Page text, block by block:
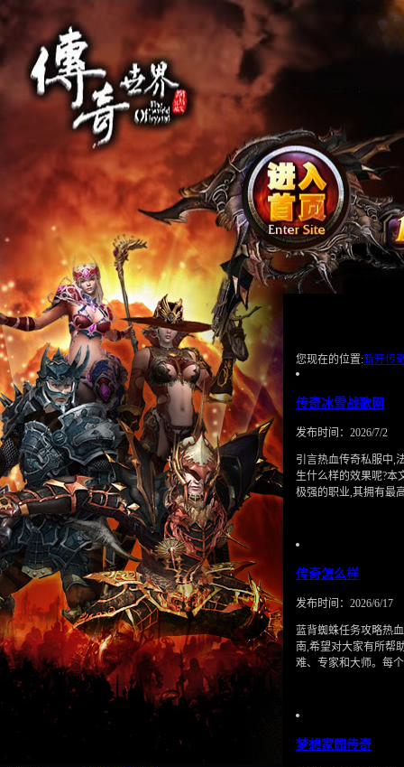
您现在的位置:新开传
传奇冰雪战歌网
发布时间：2026/7/2
引言热血传奇私服中,
生什么样的效果呢?本
极强的职业,其拥有最
传奇怎么样
发布时间：2026/6/17
蓝背蜘蛛任务攻略热
南,希望对大家有所帮
难、专家和大师。每
梦想家园传奇